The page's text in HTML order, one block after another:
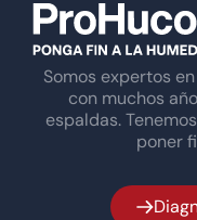
Somos expertos
con muchos
espaldas.
poner